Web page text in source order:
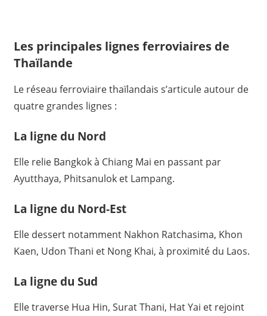
Les principales lignes ferroviaires de
Thaïlande
Le réseau ferroviaire thaïlandais s’articule autour de
quatre grandes lignes :
La ligne du Nord
Elle relie Bangkok à Chiang Mai en passant par
Ayutthaya, Phitsanulok et Lampang.
La ligne du Nord-Est
Elle dessert notamment Nakhon Ratchasima, Khon
Kaen, Udon Thani et Nong Khai, à proximité du Laos.
La ligne du Sud
Elle traverse Hua Hin, Surat Thani, Hat Yai et rejoint